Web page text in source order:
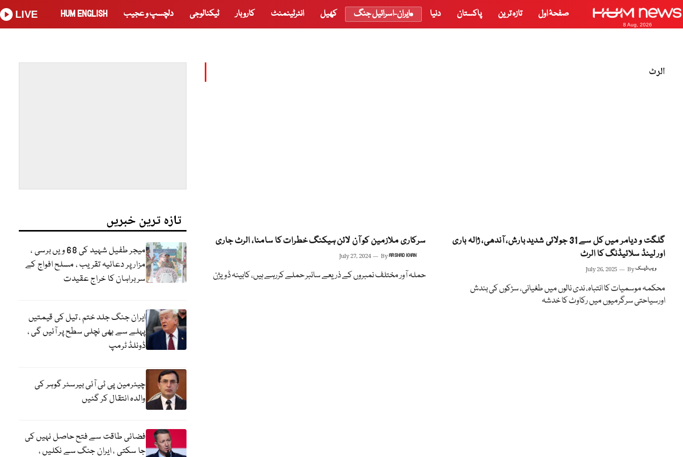
8 Aug, 2026
صفحۂ اول تازہ ترین پاکستان دنیا ایران-اسرائیل جنگ کھیل انٹرٹینمنٹ کاروبار ٹیکنالوجی دلچسپ و عجیب HUM ENGLISH
LIVE
الرٹ
گلگت و دیامر میں کل سے 31 جولائی شدید بارش، آندھی، ژالہ باری
اور لینڈ سلائیڈنگ کا الرٹ
July 26, 2025 Byویب ڈیسک
محکمہ موسمیات کا انتباہ، ندی نالوں میں طغیانی، سڑکوں کی بندش
اورسیاحتی سرگرمیوں میں رکاوٹ کا خدشہ
سرکاری ملازمین کو آن لائن ہیکنگ خطرات کا سامنا، الرٹ جاری
July 27, 2024 ByARSHAD KHAN
حملہ آور مختلف نمبروں کے ذریعے سائبر حملے کررہے ہیں، کابینہ ڈویژن
تازہ ترین خبریں
میجر طفیل شہید کی 68 ویں برسی ،
مزار پر دعائیہ تقریب ، مسلح افواج کے
سربراہان کا خراج عقیدت
ایران جنگ جلد ختم ، تیل کی قیمتیں
پہلے سے بھی نچلی سطح پر آئیں گی ،
ڈونلڈ ٹرمپ
چیئرمین پی ٹی آئی بیرسٹر گوہر کی
والدہ انتقال کر گئیں
فضائی طاقت سے فتح حاصل نہیں کی
جا سکتی ، ایران جنگ سے نکلیں ،